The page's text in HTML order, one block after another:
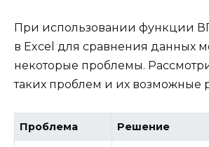
При использовании функции
в Excel для сравнения данных
некоторые проблемы.
таких проблем и их возможные
Проблема Решение